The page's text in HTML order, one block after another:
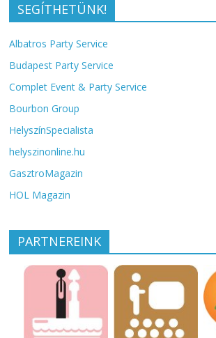
SEGÍTHETÜNK!
Albatros Party Service
Budapest Party Service
Complet Event & Party Service
Bourbon Group
HelyszínSpecialista
helyszinonline.hu
GasztroMagazin
HOL Magazin
PARTNEREINK